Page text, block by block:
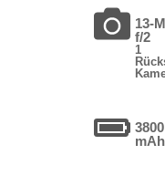
13-
f/2
1
3800
mAh